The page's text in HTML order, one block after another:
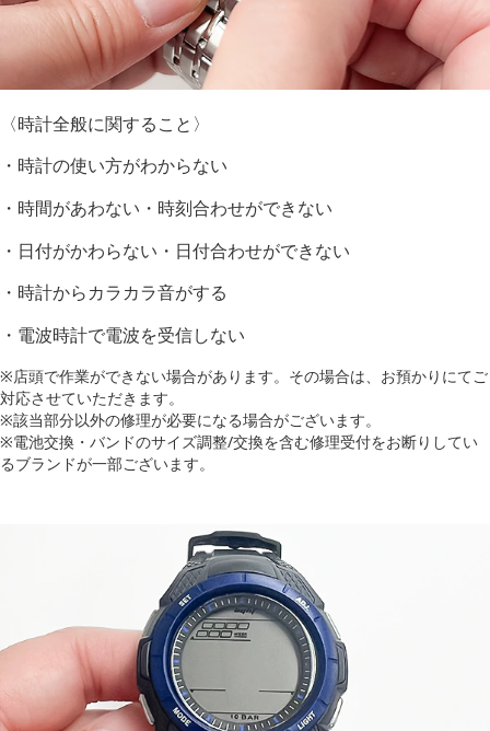
〈時計全般に関すること〉
・時計の使い方がわからない
・時間があわない・時刻合わせができない
・日付がかわらない・日付合わせができない
・時計からカラカラ音がする
・電波時計で電波を受信しない
※店頭で作業ができない場合があります。その場合は、お預かりにてご
対応させていただきます。
※該当部分以外の修理が必要になる場合がございます。
※電池交換・バンドのサイズ調整/交換を含む修理受付をお断りしてい
るブランドが一部ございます。